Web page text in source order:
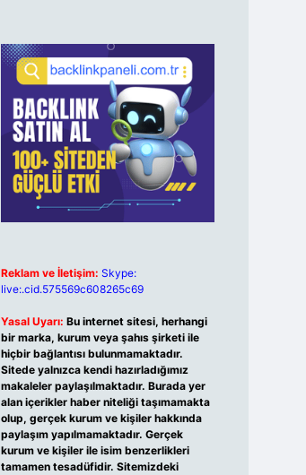
Reklam ve İletişim: Skype:
live:.cid.575569c608265c69
Yasal Uyarı: Bu internet sitesi, herhangi
bir marka, kurum veya şahıs şirketi ile
hiçbir bağlantısı bulunmamaktadır.
Sitede yalnızca kendi hazırladığımız
makaleler paylaşılmaktadır. Burada yer
alan içerikler haber niteliği taşımamakta
olup, gerçek kurum ve kişiler hakkında
paylaşım yapılmamaktadır. Gerçek
kurum ve kişiler ile isim benzerlikleri
tamamen tesadüfidir. Sitemizdeki